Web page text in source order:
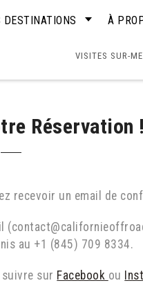
DESTINATIONS À
VISITES SUR-
Réservation !
recevoir un email de
au +1 (845) 709 8334.
sur Facebook ou